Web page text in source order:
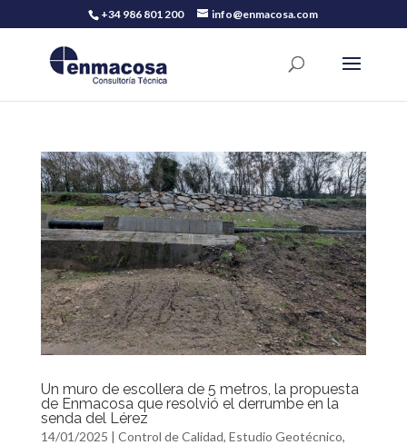
+34 986 801 200 info@enmacosa.com
Un muro de escollera de 5 metros, la propuesta
de Enmacosa que resolvió el derrumbe en la
senda del Lérez
14/01/2025 | Control de Calidad, Estudio Geotécnico,